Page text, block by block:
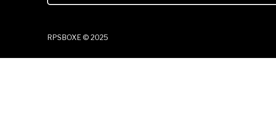
RPSBOXE © 2025